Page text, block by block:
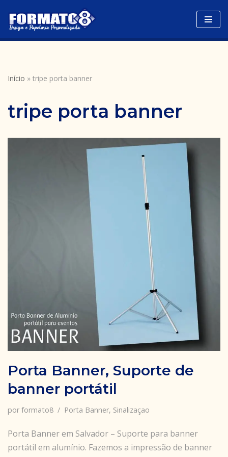
Avançar
para
Início » tripe porta banner
tripe porta banner
Porta Banner, Suporte de
banner portátil
por formato8 Porta Banner, Sinalizaçao
Porta Banner em Salvador – Suporte para banner
portátil em alumínio. Fazemos a impressão de banner